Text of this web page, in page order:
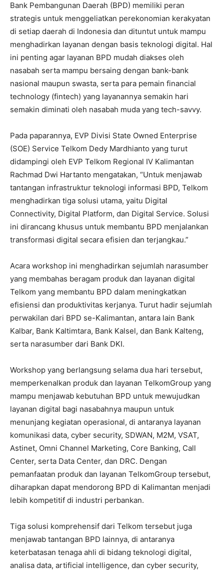
Bank Pembangunan Daerah (BPD) memiliki peran
strategis untuk menggeliatkan perekonomian kerakyatan
di setiap daerah di Indonesia dan dituntut untuk mampu
menghadirkan layanan dengan basis teknologi digital. Hal
ini penting agar layanan BPD mudah diakses oleh
nasabah serta mampu bersaing dengan bank-bank
nasional maupun swasta, serta para pemain financial
technology (fintech) yang layanannya semakin hari
semakin diminati oleh nasabah muda yang tech-savvy.
Pada paparannya, EVP Divisi State Owned Enterprise
(SOE) Service Telkom Dedy Mardhianto yang turut
didampingi oleh EVP Telkom Regional IV Kalimantan
Rachmad Dwi Hartanto mengatakan, “Untuk menjawab
tantangan infrastruktur teknologi informasi BPD, Telkom
menghadirkan tiga solusi utama, yaitu Digital
Connectivity, Digital Platform, dan Digital Service. Solusi
ini dirancang khusus untuk membantu BPD menjalankan
transformasi digital secara efisien dan terjangkau.”
Acara workshop ini menghadirkan sejumlah narasumber
yang membahas beragam produk dan layanan digital
Telkom yang membantu BPD dalam meningkatkan
efisiensi dan produktivitas kerjanya. Turut hadir sejumlah
perwakilan dari BPD se-Kalimantan, antara lain Bank
Kalbar, Bank Kaltimtara, Bank Kalsel, dan Bank Kalteng,
serta narasumber dari Bank DKI.
Workshop yang berlangsung selama dua hari tersebut,
memperkenalkan produk dan layanan TelkomGroup yang
mampu menjawab kebutuhan BPD untuk mewujudkan
layanan digital bagi nasabahnya maupun untuk
menunjang kegiatan operasional, di antaranya layanan
komunikasi data, cyber security, SDWAN, M2M, VSAT,
Astinet, Omni Channel Marketing, Core Banking, Call
Center, serta Data Center, dan DRC. Dengan
pemanfaatan produk dan layanan TelkomGroup tersebut,
diharapkan dapat mendorong BPD di Kalimantan menjadi
lebih kompetitif di industri perbankan.
Tiga solusi komprehensif dari Telkom tersebut juga
menjawab tantangan BPD lainnya, di antaranya
keterbatasan tenaga ahli di bidang teknologi digital,
analisa data, artificial intelligence, dan cyber security,